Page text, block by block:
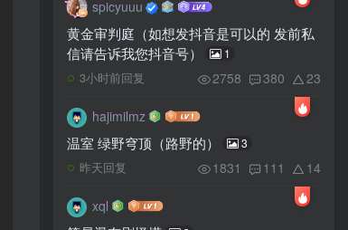
spicyuuu
黄金审判庭（如想发抖音是可以的 发前私
信请告诉我您抖音号）
1
3小时前回复 2758 380 23
hajimilmz
温室 绿野穹顶（路野的） 3
昨天回复 1831 111 14
xql